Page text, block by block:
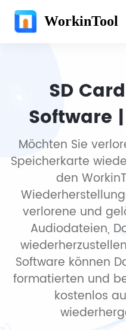
WorkinTool
SD
Software
Möchten Sie
Speicherkarte
den
verlorene und
Audiodateien,
Software können
formatierten und
kostenlos